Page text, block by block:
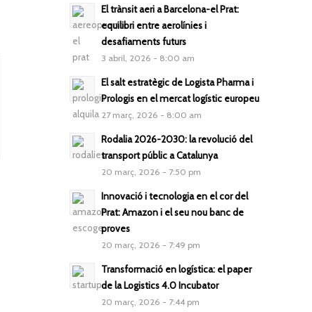
El trànsit aeri a Barcelona-el Prat:
equilibri entre aerolínies i
desafiaments futurs
3 abril, 2026 - 8:00 am
El salt estratègic de Logista Pharma i
Prologis en el mercat logístic europeu
27 març, 2026 - 8:00 am
Rodalia 2026-2030: la revolució del
transport públic a Catalunya
20 març, 2026 - 7:50 pm
Innovació i tecnologia en el cor del
Prat: Amazon i el seu nou banc de
proves
20 març, 2026 - 7:49 pm
Transformació en logística: el paper
de la Logistics 4.0 Incubator
20 març, 2026 - 7:44 pm